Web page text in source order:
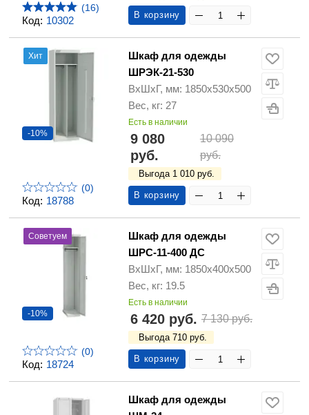
Код: 10302
(16)
В корзину
Код: 18788
Хит
-10%
(0)
Шкаф для одежды
ШРЭК-21-530
ВхШхГ, мм: 1850х530х500
Вес, кг: 27
Есть в наличии
9 080
руб.
10 090
руб.
Выгода 1 010 руб.
В корзину
Код: 18724
Советуем
-10%
(0)
Шкаф для одежды
ШРС-11-400 ДС
ВхШхГ, мм: 1850х400х500
Вес, кг: 19.5
Есть в наличии
6 420 руб. 7 130 руб.
Выгода 710 руб.
В корзину
Шкаф для одежды